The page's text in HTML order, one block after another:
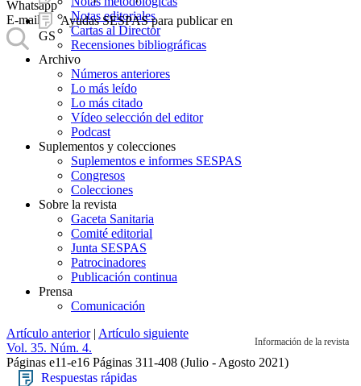
Ayudas SESPAS para publicar en
GS
Whatsapp
E-mail
Notas editoriales
Cartas al Director
Recensiones bibliográficas
Archivo
Números anteriores
Lo más leído
Lo más citado
Vídeo selección del editor
Podcast
Suplementos y colecciones
Suplementos e informes SESPAS
Congresos
Colecciones
Sobre la revista
Gaceta Sanitaria
Comité editorial
Junta SESPAS
Patrocinadores
Publicación continua
Prensa
Comunicación
Información de la revista
Artículo anterior| Artículo siguiente
Vol. 35. Núm. 4.
Páginas e11-e16 Páginas 311-408 (Julio - Agosto 2021)
Respuestas rápidas